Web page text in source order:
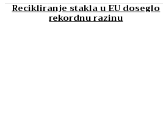
Recikliranje stakla u EU doseglo
rekordnu razinu